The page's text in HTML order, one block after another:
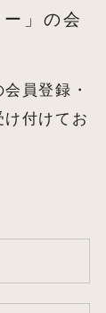
」の会
員登録・
付けてお